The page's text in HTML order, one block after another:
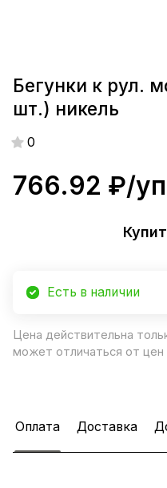
Бегунки к рул.
шт.) никель
0
766.92 ₽/
Есть в наличии
Цена действительна
может отличаться от цен
Оплата Доставка